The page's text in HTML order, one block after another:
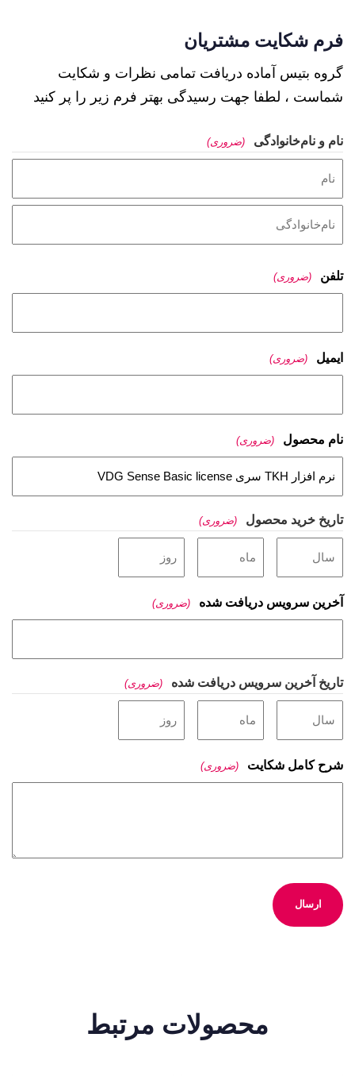
فرم شکایت مشتریان
گروه بتیس آماده دریافت تمامی نظرات و شکایت
شماست ، لطفا جهت رسیدگی بهتر فرم زیر را پر کنید
نام و نام‌خانوادگی (ضروری)
تلفن (ضروری)
ایمیل (ضروری)
نام محصول (ضروری)
تاریخ خرید محصول (ضروری)
آخرین سرویس دریافت شده (ضروری)
تاریخ آخرین سرویس دریافت شده (ضروری)
شرح کامل شکایت (ضروری)
محصولات مرتبط